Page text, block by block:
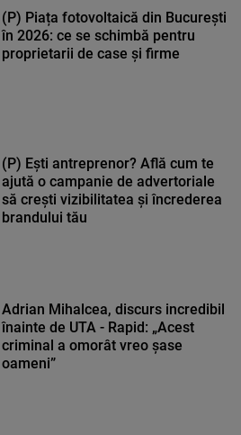
(P) Piața fotovoltaică din București
în 2026: ce se schimbă pentru
proprietarii de case și firme
(P) Ești antreprenor? Află cum te
ajută o campanie de advertoriale
să crești vizibilitatea și încrederea
brandului tău
Adrian Mihalcea, discurs incredibil
înainte de UTA - Rapid: „Acest
criminal a omorât vreo șase
oameni”